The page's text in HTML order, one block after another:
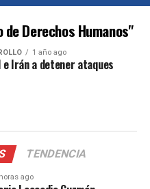
Derechos Humanos"
1 año ago
e Irán a detener ataques
TENDENCIA
ago